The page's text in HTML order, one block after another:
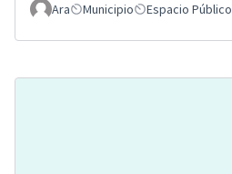
Ara Municipio Espacio Público